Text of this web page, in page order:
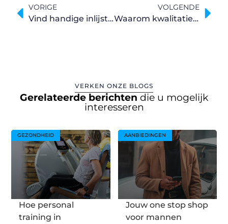
VORIGE
Vind handige inlijstingen op maat in deze kaderwinkel
VOLGENDE
Waarom kwalitatief onderhoud van je zwembad essentieel is
VERKEN ONZE BLOGS
Gerelateerde berichten die u mogelijk
interesseren
GEZONDHEID
Hoe personal
training in
AANBIEDINGEN
Jouw one stop shop
voor mannen